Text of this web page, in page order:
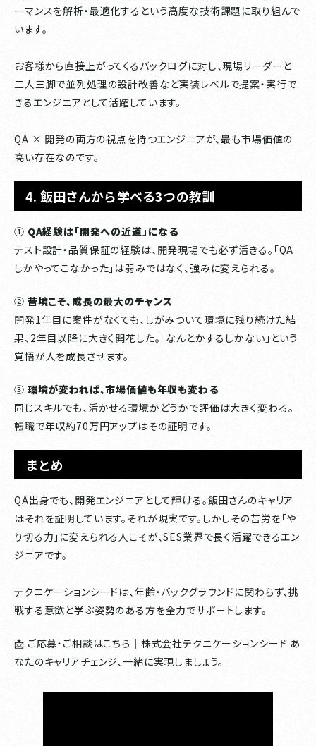
ーマンスを解析・最適化するという高度な技術課題に取り組んで
います。
お客様から直接上がってくるバックログに対し、現場リーダーと
二人三脚で並列処理の設計改善など実装レベルで提案・実行で
きるエンジニアとして活躍しています。
QA × 開発の両方の視点を持つエンジニアが、最も市場価値の
高い存在なのです。
4. 飯田さんから学べる3つの教訓
① QA経験は「開発への近道」になる
テスト設計・品質保証の経験は、開発現場でも必ず活きる。「QA
しかやってこなかった」は弱みではなく、強みに変えられる。
② 苦境こそ、成長の最大のチャンス
開発1年目に案件がなくても、しがみついて環境に残り続けた結
果、2年目以降に大きく開花した。「なんとかするしかない」という
覚悟が人を成長させます。
③ 環境が変われば、市場価値も年収も変わる
同じスキルでも、活かせる環境かどうかで評価は大きく変わる。
転職で年収約70万円アップはその証明です。
まとめ
QA出身でも、開発エンジニアとして輝ける。飯田さんのキャリア
はそれを証明しています。それが現実です。しかしその苦労を「や
り切る力」に変えられる人こそが、SES業界で長く活躍できるエン
ジニアです。
テクニケーションシードは、年齢・バックグラウンドに関わらず、挑
戦する意欲と学ぶ姿勢のある方を全力でサポートします。
📩 ご応募・ご相談はこちら｜株式会社テクニケーションシード あ
なたのキャリアチェンジ、一緒に実現しましょう。